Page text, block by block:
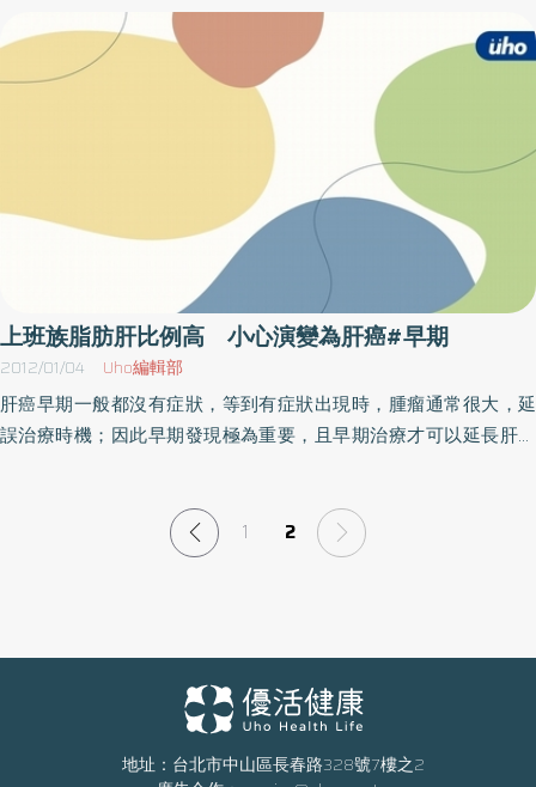
康與生活品質的重大威脅，目前大部分的患者仍然住在家裡，失去
自理能力又常出現異常行為，24小時的照顧是許多家庭的巨大壓
力。（圖：醫師強調民眾認識早期失智症的典型症狀，可以用失智
症學會提供的AD-8量表.如有發現其中兩項建議儘早就醫）奇美醫學
中心神經內科主治醫師周志和說，失智症是一種臨床症狀，造成失
智的病因大致上有阿茲海默症、巴金森氏症、路易氏體失智症、血
管性失智症及其他疾病。失智也不僅僅是記憶問題，失智患者發生
精神症狀、跌倒、意外傷害與心血管疾病等等的風險都比較高。大
多數患者用藥物治療都可以改善症狀，維持一段時間的自理能力與
延後安置到照顧機構，但其作用來自刺激存活的神經元，所以早期
治療比晚期的效果較佳。過去亦有研究報告指出，文化差異是另一
重要因素，記憶障礙常被誤認為自然老化，即便是與家屬同住，日
常生活例如操作電器、出門購物等等，委由子女代勞至今仍是台灣
社會傳統。生活機能的減退不容易被發現，有些情形則是症狀不典
型，容易與憂鬱症或其他疾病混淆。再者，民眾對失智症的認識仍
請外勞，卻不知道早期治療可以延後失能，省下數年的看護費用，
況且醫院針對申請外勞所開立診斷書的管理也非常嚴謹。周志和醫
對受禮者不合宜的禮物。2.對活動和嗜好的興趣降低。3.重複相同的
問題、故事和陳述。4.在學習如何使用工具、設備、和小器具上有困
難。例如：電視、音響、冷氣機、洗衣機、熱水爐（器）、微波
上班族脂肪肝比例高 小心演變為肝癌#早期
2012/01/04 Uho編輯部
肝癌早期一般都沒有症狀，等到有症狀出現時，腫瘤通常很大，延
誤治療時機；因此早期發現極為重要，且早期治療才可以延長肝癌
復發。（圖：劉綺霞強調透過肝臟特異性顯影劑的磁振造影檢查，
除了擁有電腦斷層的優點外，同時不具有輻射性）一名67歲婦人本
現一顆一公分的腫瘤以及中度脂肪肝。同時她接受電腦斷層，但電
腦斷層仍然無法根據該腫瘤的顯影來判斷是惡性或良性。在放射診
斷科主治醫師劉綺霞的建議下，接受施打肝臟特異性顯影劑的磁振
高而顯示出腫瘤內的水分擴散受阻，因此確定為單一肝癌，經手術
1 2
地址：台北市中山區長春路328號7樓之2